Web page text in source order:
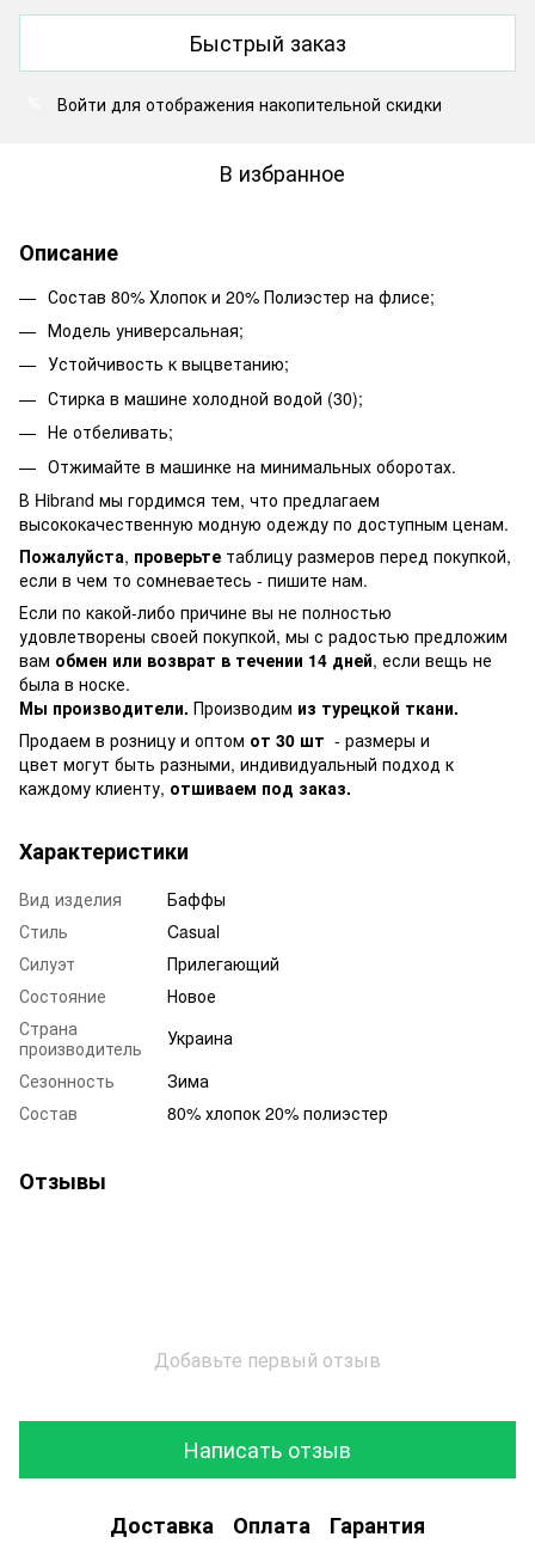
Быстрый заказ
Войти для отображения накопительной скидки
В избранное
Описание
Состав 80% Хлопок и 20% Полиэстер на флисе;
Модель универсальная;
Устойчивость к выцветанию;
Стирка в машине холодной водой (30);
Не отбеливать;
Отжимайте в машинке на минимальных оборотах.
В Hibrand мы гордимся тем, что предлагаем
высококачественную модную одежду по доступным ценам.
Пожалуйста, проверьте таблицу размеров перед покупкой,
если в чем то сомневаетесь - пишите нам.
Если по какой-либо причине вы не полностью
удовлетворены своей покупкой, мы с радостью предложим
вам обмен или возврат в течении 14 дней, если вещь не
была в носке.
Мы производители. Производим из турецкой ткани.
Продаем в розницу и оптом от 30 шт - размеры и
цвет могут быть разными, индивидуальный подход к
каждому клиенту, отшиваем под заказ.
Характеристики
Вид изделия
Баффы
Стиль
Casual
Силуэт
Прилегающий
Состояние
Новое
Страна
производитель
Украина
Сезонность
Зима
Состав
80% хлопок 20% полиэстер
Отзывы
Добавьте первый отзыв
Написать отзыв
Доставка Оплата Гарантия